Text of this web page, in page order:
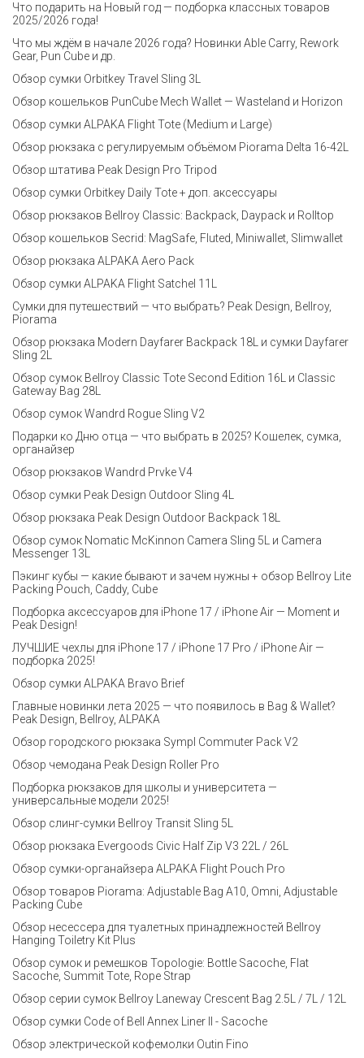
Что подарить на Новый год — подборка классных товаров
2025/2026 года!
Что мы ждём в начале 2026 года? Новинки Able Carry, Rework
Gear, Pun Cube и др.
Обзор сумки Orbitkey Travel Sling 3L
Обзор кошельков PunCube Mech Wallet — Wasteland и Horizon
Обзор сумки ALPAKA Flight Tote (Medium и Large)
Обзор рюкзака с регулируемым объёмом Piorama Delta 16-42L
Обзор штатива Peak Design Pro Tripod
Обзор сумки Orbitkey Daily Tote + доп. аксессуары
Обзор рюкзаков Bellroy Classic: Backpack, Daypack и Rolltop
Обзор кошельков Secrid: MagSafe, Fluted, Miniwallet, Slimwallet
Обзор рюкзака ALPAKA Aero Pack
Обзор сумки ALPAKA Flight Satchel 11L
Сумки для путешествий — что выбрать? Peak Design, Bellroy,
Piorama
Обзор рюкзака Modern Dayfarer Backpack 18L и сумки Dayfarer
Sling 2L
Обзор сумок Bellroy Classic Tote Second Edition 16L и Classic
Gateway Bag 28L
Обзор сумок Wandrd Rogue Sling V2
Подарки ко Дню отца — что выбрать в 2025? Кошелек, сумка,
органайзер
Обзор рюкзаков Wandrd Prvke V4
Обзор сумки Peak Design Outdoor Sling 4L
Обзор рюкзака Peak Design Outdoor Backpack 18L
Обзор сумок Nomatic McKinnon Camera Sling 5L и Camera
Messenger 13L
Пэкинг кубы — какие бывают и зачем нужны + обзор Bellroy Lite
Packing Pouch, Caddy, Cube
Подборка аксессуаров для iPhone 17 / iPhone Air — Moment и
Peak Design!
ЛУЧШИЕ чехлы для iPhone 17 / iPhone 17 Pro / iPhone Air —
подборка 2025!
Обзор сумки ALPAKA Bravo Brief
Главные новинки лета 2025 — что появилось в Bag & Wallet?
Peak Design, Bellroy, ALPAKA
Обзор городского рюкзака Sympl Commuter Pack V2
Обзор чемодана Peak Design Roller Pro
Подборка рюкзаков для школы и университета —
универсальные модели 2025!
Обзор слинг-сумки Bellroy Transit Sling 5L
Обзор рюкзака Evergoods Civic Half Zip V3 22L / 26L
Обзор сумки-органайзера ALPAKA Flight Pouch Pro
Обзор товаров Piorama: Adjustable Bag A10, Omni, Adjustable
Packing Cube
Обзор несессера для туалетных принадлежностей Bellroy
Hanging Toiletry Kit Plus
Обзор сумок и ремешков Topologie: Bottle Sacoche, Flat
Sacoche, Summit Tote, Rope Strap
Обзор серии сумок Bellroy Laneway Crescent Bag 2.5L / 7L / 12L
Обзор сумки Code of Bell Annex Liner II - Sacoche
Обзор электрической кофемолки Outin Fino